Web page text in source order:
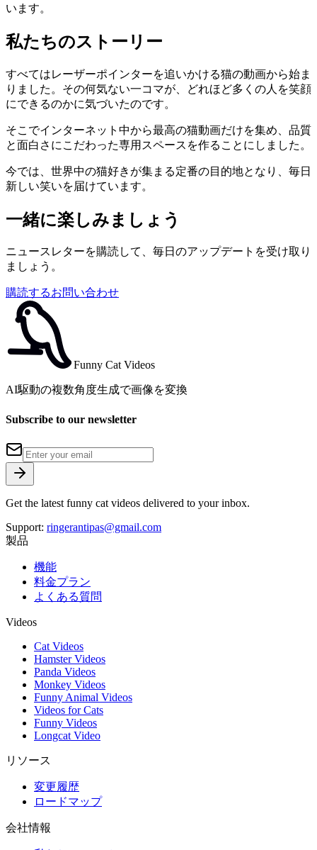
います。
私たちのストーリー
すべてはレーザーポインターを追いかける猫の動画から始ま
りました。その何気ない一コマが、どれほど多くの人を笑顔
にできるのかに気づいたのです。
そこでインターネット中から最高の猫動画だけを集め、品質
と面白さにこだわった専用スペースを作ることにしました。
今では、世界中の猫好きが集まる定番の目的地となり、毎日
新しい笑いを届けています。
一緒に楽しみましょう
ニュースレターを購読して、毎日のアップデートを受け取り
ましょう。
購読するお問い合わせ
Funny Cat Videos
AI駆動の複数角度生成で画像を変換
Subscribe to our newsletter
Get the latest funny cat videos delivered to your inbox.
Support: ringerantipas@gmail.com
製品
機能
料金プラン
よくある質問
Videos
Cat Videos
Hamster Videos
Panda Videos
Monkey Videos
Funny Animal Videos
Videos for Cats
Funny Videos
Longcat Video
リソース
変更履歴
ロードマップ
会社情報